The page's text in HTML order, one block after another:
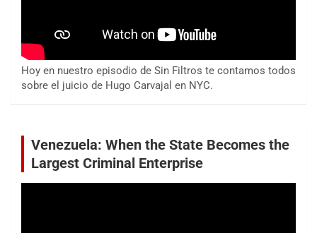
Hoy en nuestro episodio de Sin Filtros te contamos todos
sobre el juicio de Hugo Carvajal en NYC.
Venezuela: When the State Becomes the
Largest Criminal Enterprise